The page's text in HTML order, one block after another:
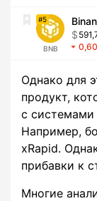
5
BNB
0,60
Однако для
продукт,
с системами
Например,
xRapid.
прибавки к
Многие